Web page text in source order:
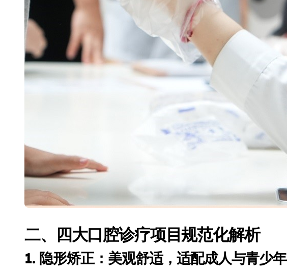
二、四大口腔诊疗项目规范化解析
1. 隐形矫正：美观舒适，适配成人与青少年